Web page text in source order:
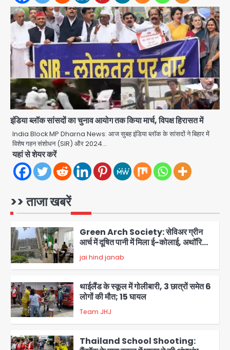
इंडिया ब्लॉक सांसदों का चुनाव आयोग तक किया मार्च, विपक्ष हिरासत में
India Block MP Dharna News: आज सुबह इंडिया ब्लॉक के सांसदों ने बिहार में
विशेष गहन संशोधन (SIR) और 2024…
यहां से शेयर करें
>> ताजा खबरें
3
थाईलैंड के स्कूल में गोलीबारी, 3 छात्रों समेत 6
लोगों की मौत; 15 घायल
Team JHJ
4
Thailand School Shooting:
बैंकॉक के पास स्कूल में छात्र ने की अंधाधुंध
फायरिंग, हमलावर सहित सात की मौत, 15
घायल
Avinash Kumar
5
हिमाचल में मानसून का कहर: 145 सड़कें बंद,
224 ट्रांसफार्मर ठप, 798 करोड़ रुपये का
नुकसान
Team JHJ
1
Patna violence: पटना में सड़क हादसे में
युवक की मौत के बाद भड़की हिंसा, उपद्रवियों ने
2
Green Arch Society: सेविअर ग्रीन
आर्च में दूषित पानी में मिला ई-कोलाई, अथॉरिटी
ने शुरू की सैंपलिंग जांच
jai hind janab
3
थाईलैंड के स्कूल में गोलीबारी, 3 छात्रों समेत 6
लोगों की मौत; 15 घायल
Team JHJ
Thailand School Shooting:
बैंकॉक के पास स्कूल में छात्र ने की अंधाधुंध